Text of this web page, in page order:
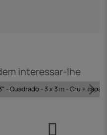
interessar-lhe
- Quadrado - 3 x 3 m - Cru + capa